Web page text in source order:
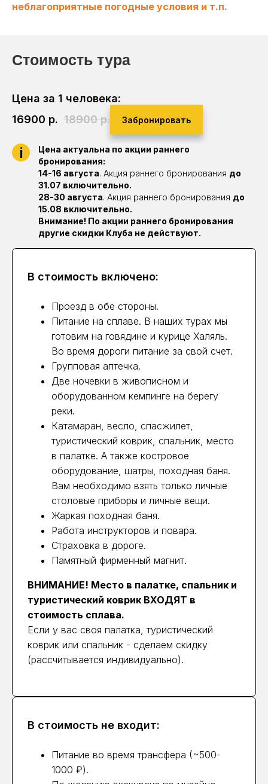
неблагоприятные погодные условия и т.п.
Стоимость тура
Цена за 1 человека:
16900 р. 18900 р. Забронировать
i
Цена актуальна по акции раннего
бронирования:
14-16 августа. Акция раннего бронирования до
31.07 включительно.
28-30 августа. Акция раннего бронирования до
15.08 включительно.
Внимание! По акции раннего бронирования
другие скидки Клуба не действуют.
В стоимость включено:
Проезд в обе стороны.
Питание на сплаве. В наших турах мы
готовим на говядине и курице Халяль.
Во время дороги питание за свой счет.
Групповая аптечка.
Две ночевки в живописном и
оборудованном кемпинге на берегу
реки.
Катамаран, весло, спасжилет,
туристический коврик, спальник, место
в палатке. А также костровое
оборудование, шатры, походная баня.
Вам необходимо взять только личные
столовые приборы и личные вещи.
Жаркая походная баня.
Работа инструкторов и повара.
Страховка в дороге.
Памятный фирменный магнит.
ВНИМАНИЕ! Место в палатке, спальник и
туристический коврик ВХОДЯТ в
стоимость сплава.
Если у вас своя палатка, туристический
коврик или спальник - сделаем скидку
(рассчитывается индивидуально).
В стоимость не входит:
Питание во время трансфера (~500-
1000 ₽).